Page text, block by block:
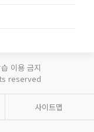
이용 금지
reserved
사이트맵